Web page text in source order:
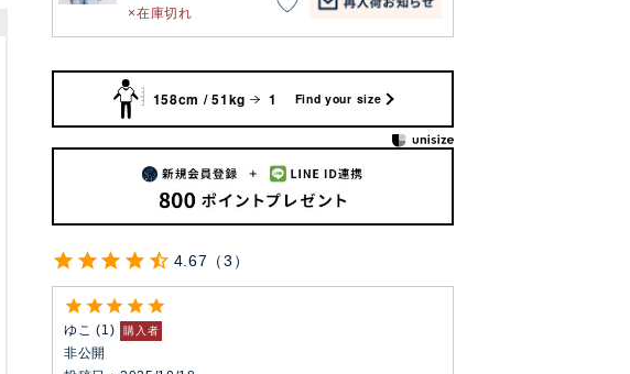
在庫切れ
158cm / 51kg 1 Find your size
4.67 3
ゆこ 1 購入者
非公開